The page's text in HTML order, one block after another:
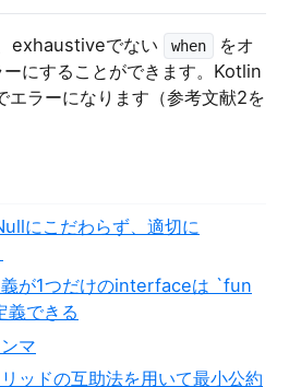
exhaustiveでない when
をオ
にすることができます。Kotlin
エラーになります（参考文献2を
にこだわらず、適切に
が1つだけのinterfaceは `fun
できる
マ
ッドの互助法を用いて最小公約